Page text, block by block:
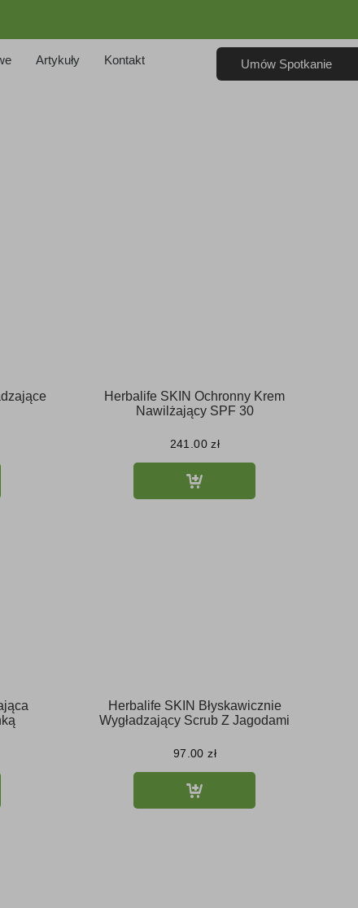
Artykuły Kontakt Umów Spotkanie
Herbalife SKIN Ochronny Krem
Nawilżający SPF 30
241.00zł
Herbalife SKIN Błyskawicznie
Wygładzający Scrub Z Jagodami
97.00zł